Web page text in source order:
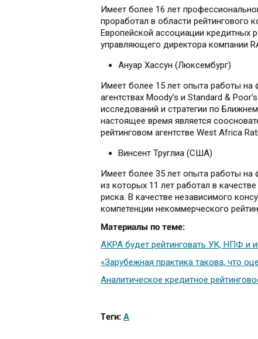
Имеет более 16 лет
проработал в области рейтингового
Европейской ассоциации кредитных
управляющего директора компании
Ануар Хассун (Люксембург)
Имеет более 15 лет опыта работы на
агентствах Moody’s и Standard &
исследований и стратегии по
настоящее время является
рейтинговом агентстве West Africa
Винсент Труглиа (США)
Имеет более 35 лет опыта работы на
из которых 11 лет работал в
риска. В качестве независимого
компетенции некоммерческого
Материалы по теме:
АКРА будет рейтинговать УК, НПФ и
«Зарубежная практика такова, что
Аналитическое кредитное
Теги: А